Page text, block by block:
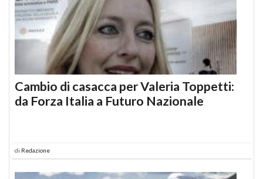
Cambio di casacca per Valeria Toppetti:
da Forza Italia a Futuro Nazionale
di Redazione